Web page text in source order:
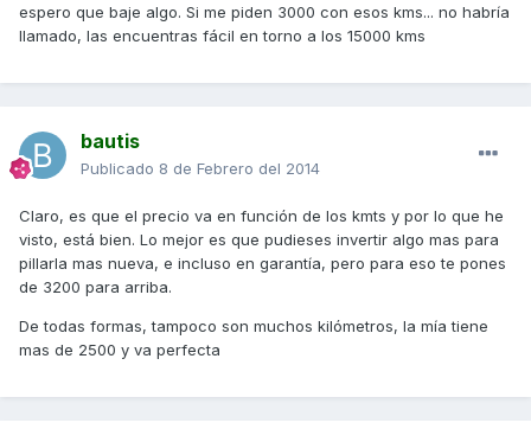
espero que baje algo. Si me piden 3000 con esos kms... no habría
llamado, las encuentras fácil en torno a los 15000 kms
bautis
Publicado 8 de Febrero del 2014
Claro, es que el precio va en función de los kmts y por lo que he
visto, está bien. Lo mejor es que pudieses invertir algo mas para
pillarla mas nueva, e incluso en garantía, pero para eso te pones
de 3200 para arriba.
De todas formas, tampoco son muchos kilómetros, la mía tiene
mas de 2500 y va perfecta